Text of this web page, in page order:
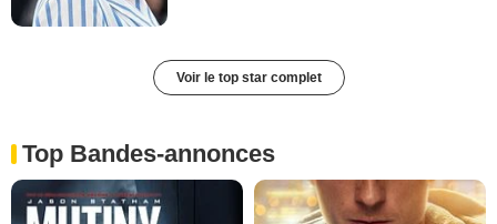
Voir le top star complet
Top Bandes-annonces